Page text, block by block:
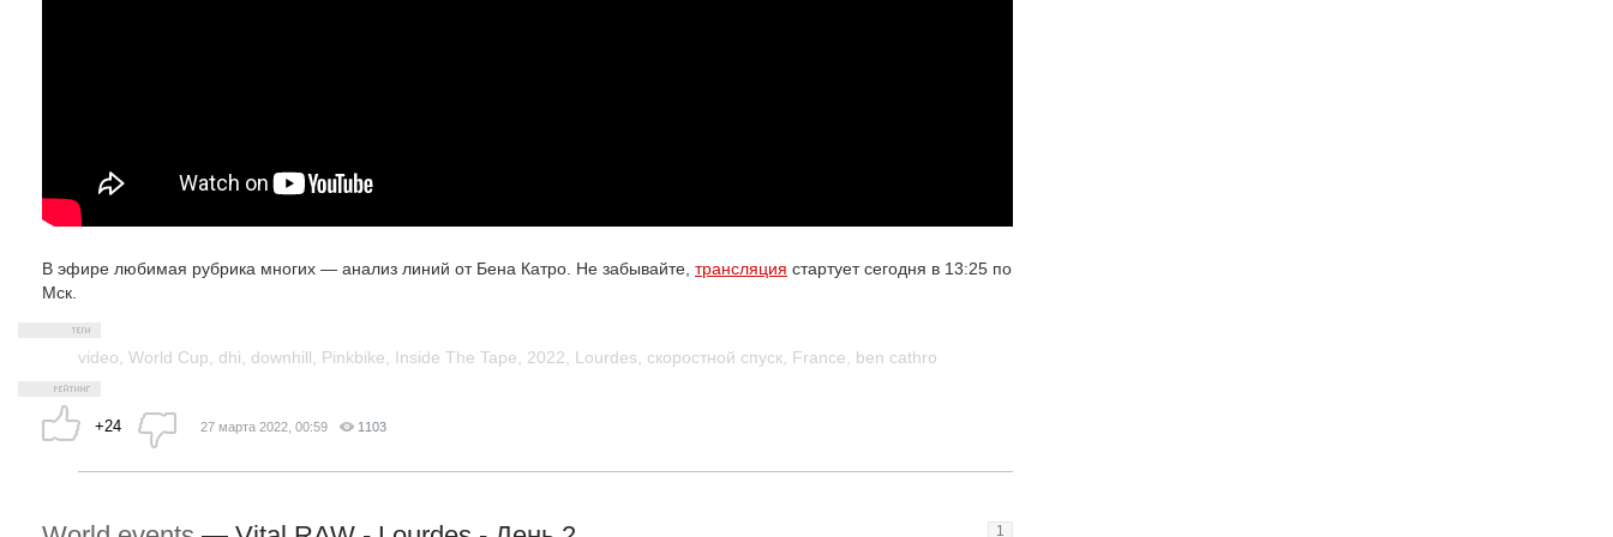
В эфире любимая рубрика многих — анализ линий от Бена Катро. Не забывайте, трансляция стартует сегодня в 13:25 по
Мск.
video World Cup dhi downhill Pinkbike Inside The Tape 2022 Lourdes скоростной спуск France ben cathro
+24 27 марта 2022, 00:59 1103
1